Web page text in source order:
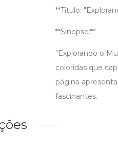
**Título:
**Sinopse:**
"Explorando o
coloridas que
página
fascinantes.